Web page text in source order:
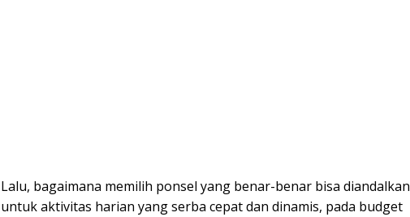
Lalu, bagaimana memilih ponsel yang benar-benar bisa diandalkan
untuk aktivitas harian yang serba cepat dan dinamis, pada budget